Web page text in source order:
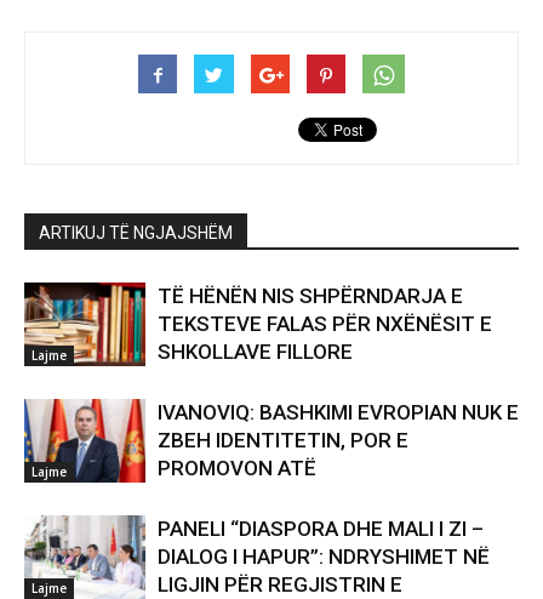
ARTIKUJ TË NGJAJSHËM
Lajme
TË HËNËN NIS SHPËRNDARJA E
TEKSTEVE FALAS PËR NXËNËSIT E
SHKOLLAVE FILLORE
Lajme
IVANOVIQ: BASHKIMI EVROPIAN NUK E
ZBEH IDENTITETIN, POR E
PROMOVON ATË
Lajme
PANELI “DIASPORA DHE MALI I ZI –
DIALOG I HAPUR”: NDRYSHIMET NË
LIGJIN PËR REGJISTRIN E